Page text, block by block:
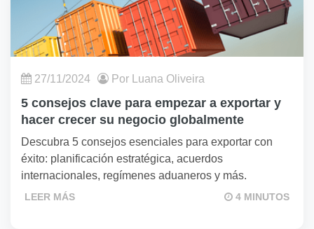
27/11/2024 Por Luana Oliveira
5 consejos clave para empezar a exportar y
hacer crecer su negocio globalmente
Descubra 5 consejos esenciales para exportar con
éxito: planificación estratégica, acuerdos
internacionales, regímenes aduaneros y más.
LEER MÁS 4 MINUTOS